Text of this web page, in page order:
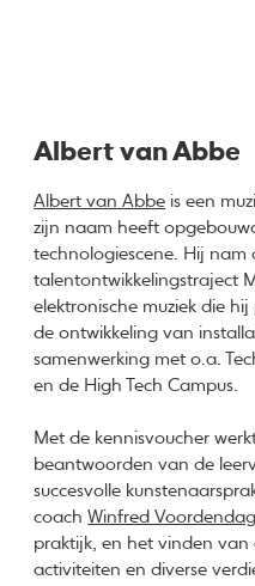
Albert van Abbe
Albert van Abbe is een
zijn naam heeft
technologiescene. Hij nam
talentontwikkelingstraject
elektronische muziek die
de ontwikkeling van
samenwerking met o.a.
en de High Tech Campus.
Met de kennisvoucher
beantwoorden van de
succesvolle
coachWinfred Voordendag
praktijk, en het vinden van
activiteiten en diverse